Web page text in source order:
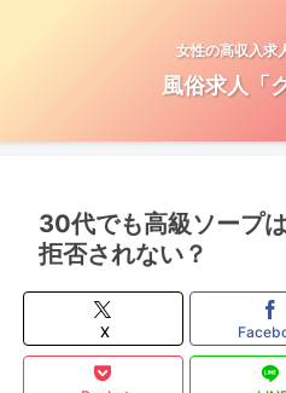
女性の高収入求
風俗求人「
30代でも高級ソープ
拒否されない？
X